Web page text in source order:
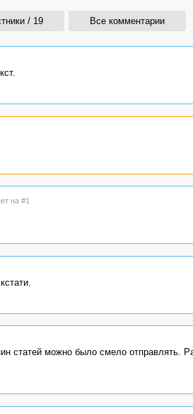
/ 19 Все комментарии
на #1
статей можно было смело отправлять.